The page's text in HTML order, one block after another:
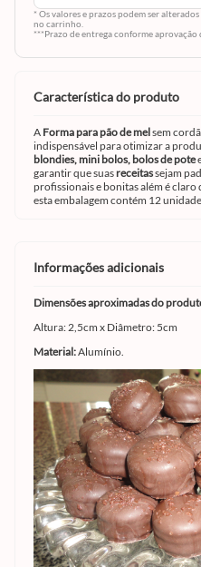
* Os valores e prazos podem ser
no carrinho.
***Prazo de entrega conforme aprovação
característica do produto
A Forma para pão de melsem
indispensável para otimizar a
blondies, mini bolos, bolos de pote
garantir que suasreceitassejam
profissionais e bonitas além é claro
esta embalagem contém 12
informações adicionais
Dimensões aproximadas do
Altura: 2,5cm x Diâmetro: 5cm
Material:Alumínio.